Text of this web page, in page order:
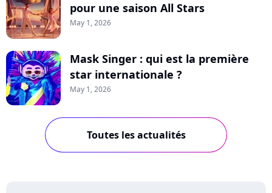
pour une saison All Stars
May 1, 2026
Mask Singer : qui est la première
star internationale ?
May 1, 2026
Toutes les actualités